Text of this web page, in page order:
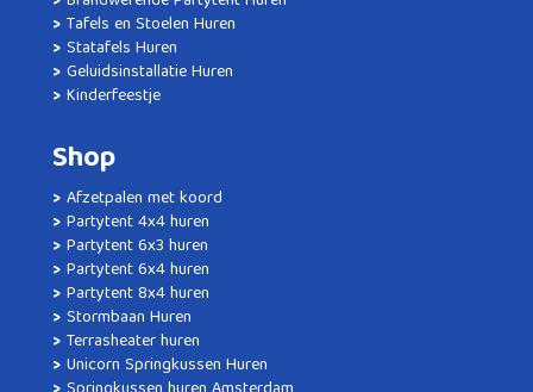
Tafels en Stoelen Huren
Statafels Huren
Geluidsinstallatie Huren
Kinderfeestje
Shop
Afzetpalen met koord
Partytent 4x4 huren
Partytent 6x3 huren
Partytent 6x4 huren
Partytent 8x4 huren
Stormbaan Huren
Terrasheater huren
Unicorn Springkussen Huren